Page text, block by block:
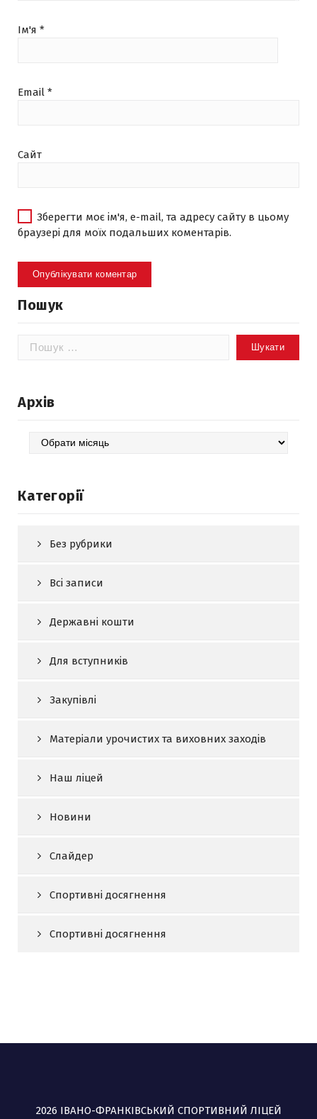
Ім'я *
Email *
Сайт
Зберегти моє ім'я, e-mail, та адресу сайту в цьому
браузері для моїх подальших коментарів.
Пошук
Пошук:
Архів
Архів
Категорії
Без рубрики
Всі записи
Державні кошти
Для вступників
Закупівлі
Матеріали урочистих та виховних заходів
Наш ліцей
Новини
Слайдер
Спортивні досягнення
Спортивні досягнення
2026 ІВАНО-ФРАНКІВСЬКИЙ СПОРТИВНИЙ ЛІЦЕЙ